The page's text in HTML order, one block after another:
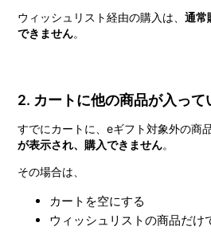
ウィッシュリスト経由の購入は、通常
できません。
2. カートに他の商品が入って
すでにカートに、eギフト対象外の商
が表示され、購入できません。
その場合は、
カートを空にする
ウィッシュリストの商品だけ